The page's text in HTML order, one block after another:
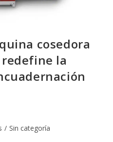
cosedora
la
/ Sin categoría